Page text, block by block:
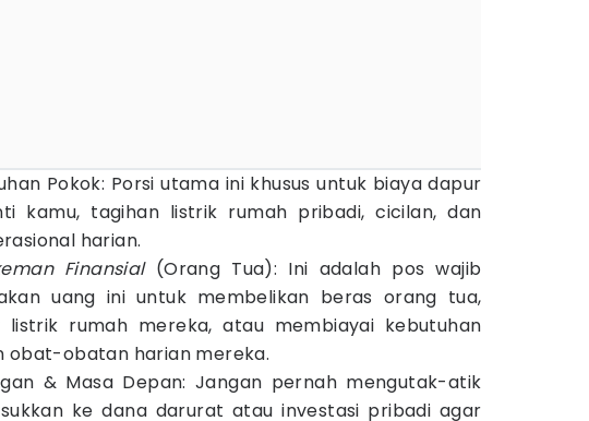
Pokok: Porsi utama ini khusus untuk biaya dapur
kamu, tagihan listrik rumah pribadi, cicilan, dan
harian.
Finansial(Orang Tua): Ini adalah pos wajib
uang ini untuk membelikan beras orang tua,
listrik rumah mereka, atau membiayai kebutuhan
obat-obatan harian mereka.
& Masa Depan: Jangan pernah mengutak-atik
ke dana darurat atau investasi pribadi agar